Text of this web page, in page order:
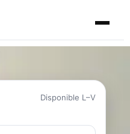
Disponible L–V